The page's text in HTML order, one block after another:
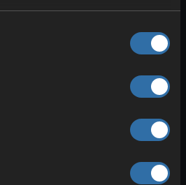
inženirji) in vnaprej